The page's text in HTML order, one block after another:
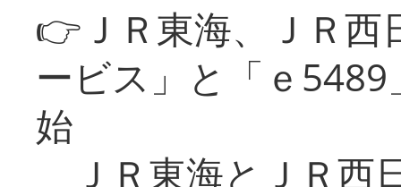
👉ＪＲ東海、ＪＲ
ービス」と「ｅ
始
ＪＲ東海とＪＲ西